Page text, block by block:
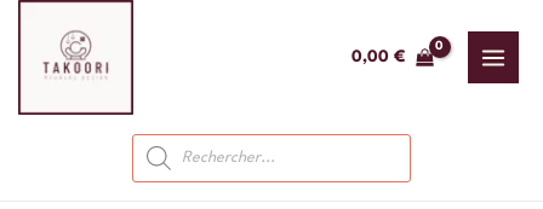
contenu
0,00 €
Recherche
de
produits